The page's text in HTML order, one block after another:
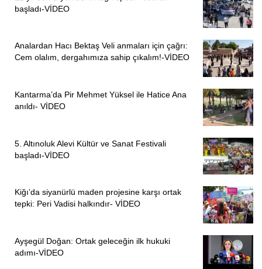
başladı-VİDEO
Analardan Hacı Bektaş Veli anmaları için çağrı:
Cem olalım, dergahımıza sahip çıkalım!-VİDEO
Kantarma’da Pir Mehmet Yüksel ile Hatice Ana
anıldı- VİDEO
5. Altınoluk Alevi Kültür ve Sanat Festivali
başladı-VİDEO
Kiğı’da siyanürlü maden projesine karşı ortak
tepki: Peri Vadisi halkındır- VİDEO
Ayşegül Doğan: Ortak geleceğin ilk hukuki
adımı-VİDEO